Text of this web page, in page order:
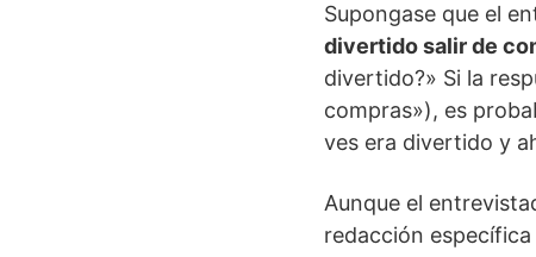
Supongase que el
divertido salir de
divertido?» Si la
compras»), es
ves era divertido y
Aunque el
redacción